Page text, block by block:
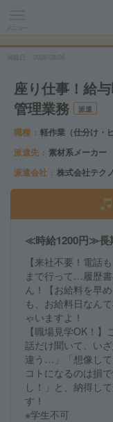
メニュー
座り仕事！給
管理業務
派遣
職種
軽作業（仕分け・
派遣先
素材系メーカー
派遣会社
株式会社テク
≪時給1200円≫長
【来社不要！電話
まで行って…履歴
ん！【お給料を早
も、お給料日なん
ゃいますよ！
【職場見学OK！】
話だけ聞いて、い
違う…」「想像し
コトになるのは損
し！」と、納得し
す！
※学生不可